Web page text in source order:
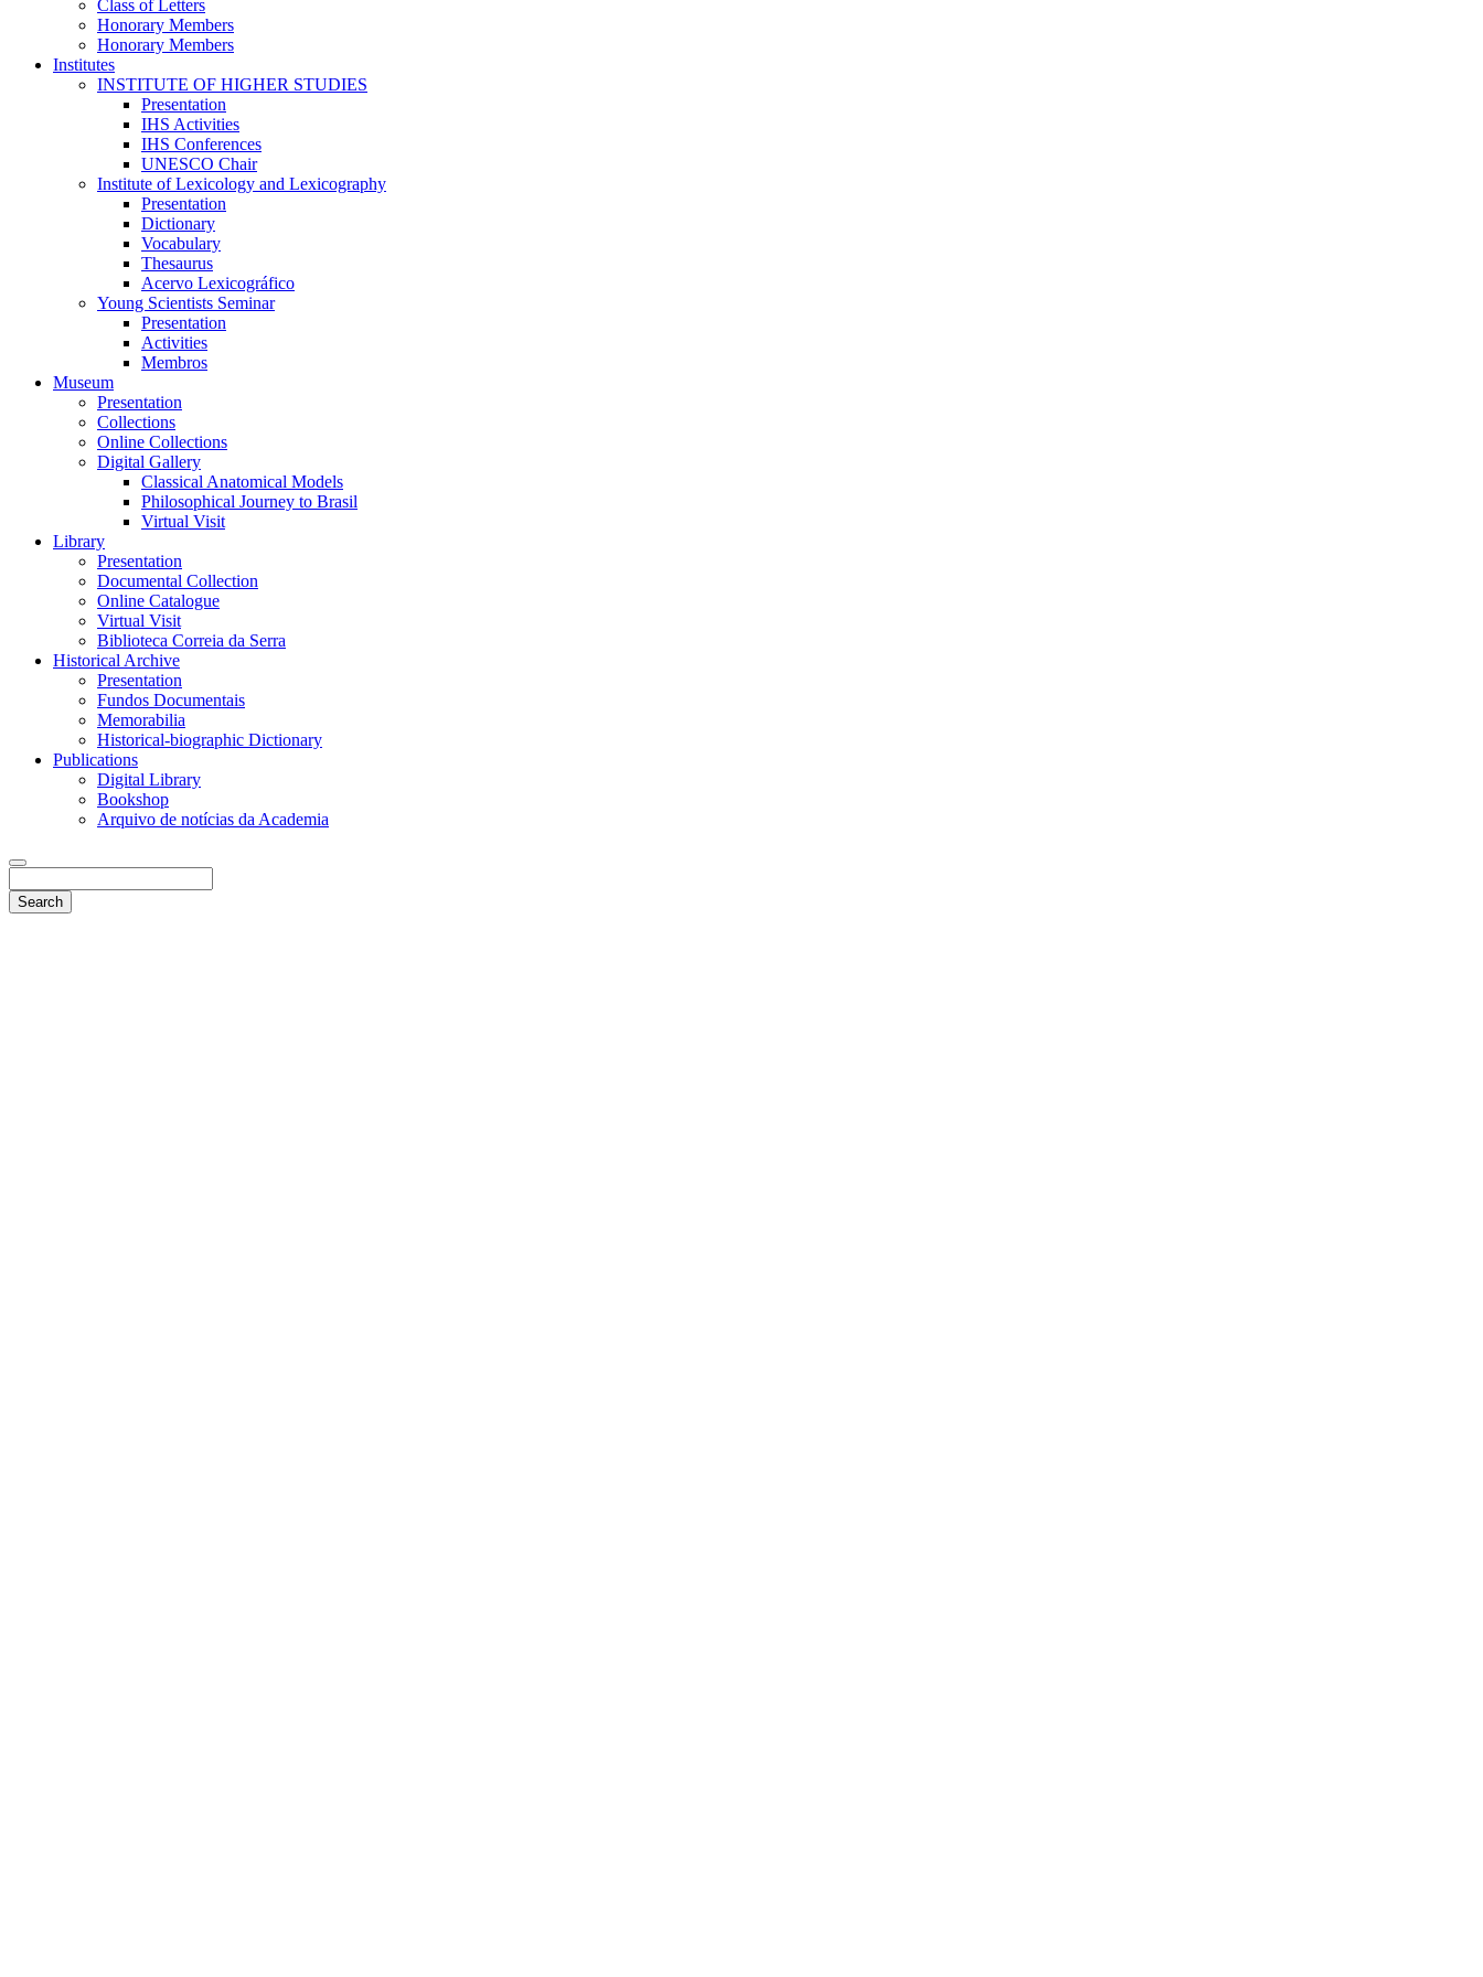
Class of Letters
Honorary Members
Honorary Members
Institutes
INSTITUTE OF HIGHER STUDIES
Presentation
IHS Activities
IHS Conferences
UNESCO Chair
Institute of Lexicology and Lexicography
Presentation
Dictionary
Vocabulary
Thesaurus
Acervo Lexicográfico
Young Scientists Seminar
Presentation
Activities
Membros
Museum
Presentation
Collections
Online Collections
Digital Gallery
Classical Anatomical Models
Philosophical Journey to Brasil
Virtual Visit
Library
Presentation
Documental Collection
Online Catalogue
Virtual Visit
Biblioteca Correia da Serra
Historical Archive
Presentation
Fundos Documentais
Memorabilia
Historical-biographic Dictionary
Publications
Digital Library
Bookshop
Arquivo de notícias da Academia